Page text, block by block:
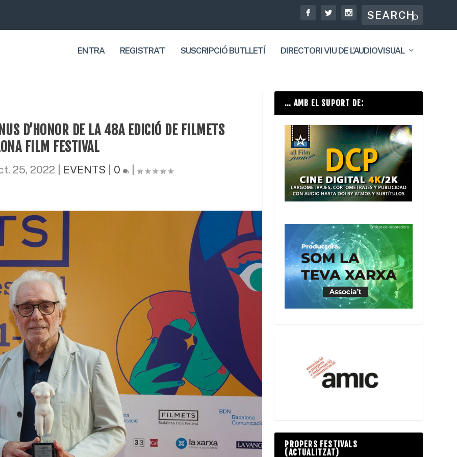
ENTRA REGISTRA’T SUSCRIPCIÓ BUTLLETÍ DIRECTORI VIU DE L’AUDIOVISUAL
D’HONOR DE LA 48A EDICIÓ DE FILMETS
FILM FESTIVAL
25, 2022 EVENTS 0 |
… AMB EL SUPORT DE:
PROPERS FESTIVALS
(ACTUALITZAT)